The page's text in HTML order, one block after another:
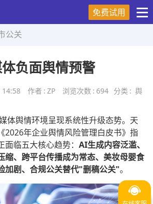
免费试用
公关
负面舆情预警
14:58 作者 : ZP 浏览次数 : 694 分类 : 舆
体舆情环境呈现系统性升级态势。天
2026年企业舆情风险管理白皮书》指
临五大核心趋势： AI生成内容泛滥、
缩、跨平台传播成为常态、美妆母婴食
加剧、合规公关替代"删稿公关"。